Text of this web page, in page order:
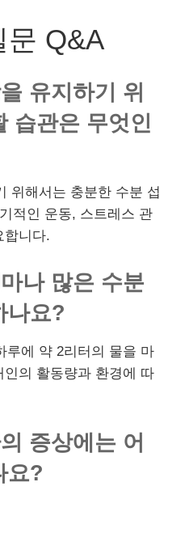
문 Q&A
유지하기 위
습관은 무엇인
위해서는 충분한 수분 섭
적인 운동, 스트레스 관
합니다.
나 많은 수분
나요?
루에 약 2리터의 물을 마
의 활동량과 환경에 따
증상에는 어
요?